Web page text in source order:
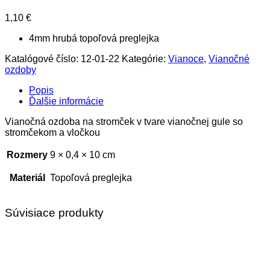
1,10 €
4mm hrubá topoľová preglejka
Katalógové číslo: 12-01-22 Kategórie: Vianoce, Vianočné
ozdoby
Popis
Ďalšie informácie
Vianočná ozdoba na stromček v tvare vianočnej gule so
stromčekom a vločkou
Rozmery 9 × 0,4 × 10 cm
Materiál Topoľová preglejka
Súvisiace produkty